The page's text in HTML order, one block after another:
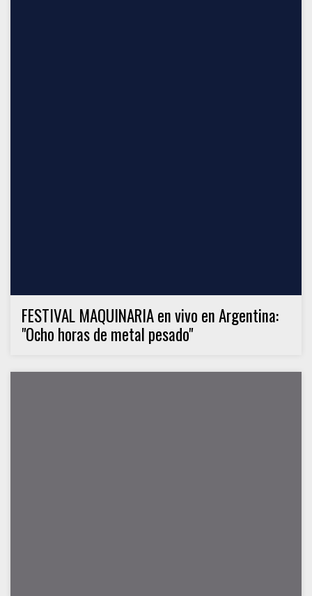
FESTIVAL MAQUINARIA en vivo en Argentina:
"Ocho horas de metal pesado"